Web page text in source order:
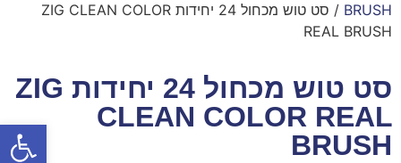
פתח
BRUSH
/ סט טוש מכחול 24 יחידות ZIG CLEAN COLOR
REAL BRUSH
סט טוש מכחול 24 יחידות ZIG
CLEAN COLOR REAL
BRUSH